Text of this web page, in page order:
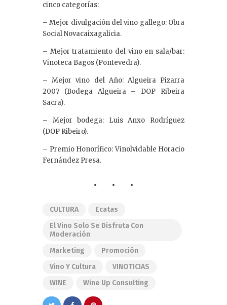
cinco categorías:
– Mejor divulgación del vino gallego: Obra
Social Novacaixagalicia.
– Mejor tratamiento del vino en sala/bar:
Vinoteca Bagos (Pontevedra).
– Mejor vino del Año: Algueira Pizarra
2007 (Bodega Algueira – DOP Ribeira
Sacra).
– Mejor bodega: Luis Anxo Rodríguez
(DOP Ribeiro).
– Premio Honorífico: Vinolvidable Horacio
Fernández Presa.
CULTURA
Ecatas
El Vino Solo Se Disfruta Con
Moderación
Marketing
Promoción
Vino Y Cultura
VINOTICIAS
WINE
Wine Up Consulting